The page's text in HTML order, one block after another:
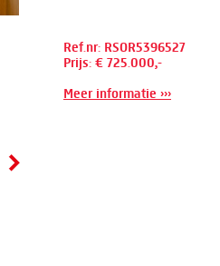
Ref.nr: RSOR5396527
Prijs: € 725.000,-
Meer informatie ›››